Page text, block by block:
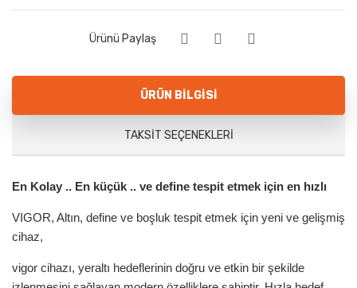
Ürünü Paylaş
ÜRÜN BILGISI
TAKSIT SEÇENEKLERI
En Kolay .. En küçük .. ve define tespit etmek için en hızlı
VIGOR, Altın, define ve boşluk tespit etmek için yeni ve gelişmiş
cihaz,
vigor cihazı, yeraltı hedeflerinin doğru ve etkin bir şekilde